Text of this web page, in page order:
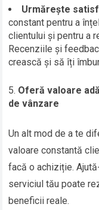
Urmărește
constant pentru a
clientului și pentru a
Recenziile și
crească și să îți
Oferă valoare
de vânzare
Un alt mod de a te
valoare constantă
facă o achiziție.
serviciul tău poate
beneficii reale.